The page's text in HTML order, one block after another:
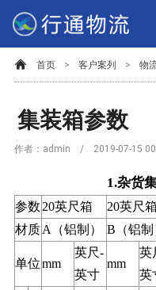
首页 > 客户案列 > 物
集装箱参数
作者：admin / 2019-07-15
1.杂货
参数 20英尺箱 20英尺箱
材质 A（铝制） B（铝制
单位mm
英尺-
英寸
mm
英
英